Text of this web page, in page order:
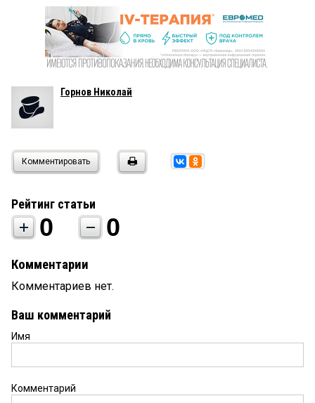
Горнов Николай
Комментировать
Рейтинг статьи
0 0
Комментарии
Комментариев нет.
Ваш комментарий
Имя
Комментарий